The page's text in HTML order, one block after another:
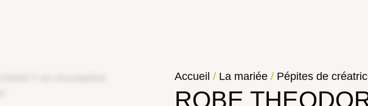
Accueil / La mariée / Pépites de
ROBE